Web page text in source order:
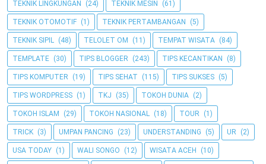
TEKNIK LINGKUNGAN (24) TEKNIK MESIN (61)
TEKNIK OTOMOTIF (1) TEKNIK PERTAMBANGAN (5)
TEKNIK SIPIL (48) TELOLET OM (11) TEMPAT WISATA (84)
TEMPLATE (30) TIPS BLOGGER (243) TIPS KECANTIKAN (8)
TIPS KOMPUTER (19) TIPS SEHAT (115) TIPS SUKSES (5)
TIPS WORDPRESS (1) TKJ (35) TOKOH DUNIA (2)
TOKOH ISLAM (29) TOKOH NASIONAL (18) TOUR (1)
TRICK (3) UMPAN PANCING (23) UNDERSTANDING (5) UR (2)
USA TODAY (1) WALI SONGO (12) WISATA ACEH (10)